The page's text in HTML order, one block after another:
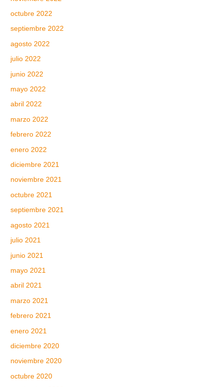
octubre 2022
septiembre 2022
agosto 2022
julio 2022
junio 2022
mayo 2022
abril 2022
marzo 2022
febrero 2022
enero 2022
diciembre 2021
noviembre 2021
octubre 2021
septiembre 2021
agosto 2021
julio 2021
junio 2021
mayo 2021
abril 2021
marzo 2021
febrero 2021
enero 2021
diciembre 2020
noviembre 2020
octubre 2020